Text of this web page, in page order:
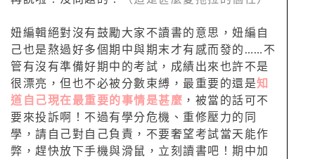
妞編輯絕對沒有鼓勵大家不讀書的意思，妞編自
己也是熬過好多個期中與期末才有感而發的……不
管有沒有準備好期中的考試，成績出來也許不是
很漂亮，但 也不必被分數束縛，最重要的還是知
道自己現在最重要的事情是甚麼 ，被當的話可不
要來投訴啊！不過有學分危機、重修壓力的同
學，請自己對自己負責，不要奢望考試當天能作
弊，趕快放下手機與滑鼠，立刻讀書吧！期中加